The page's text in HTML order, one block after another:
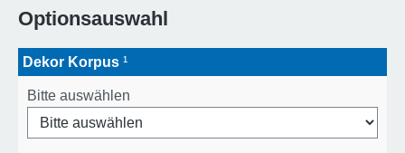
Optionsauswahl
Dekor Korpus ¹
Bitte auswählen